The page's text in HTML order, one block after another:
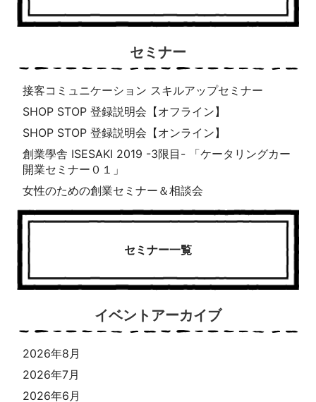
セミナー
接客コミュニケーション スキルアップセミナー
SHOP STOP 登録説明会【オフライン】
SHOP STOP 登録説明会【オンライン】
創業學舎 ISESAKI 2019 -3限目- 「ケータリングカー
開業セミナー０１」
女性のための創業セミナー＆相談会
セミナー一覧
イベントアーカイブ
2026年8月
2026年7月
2026年6月